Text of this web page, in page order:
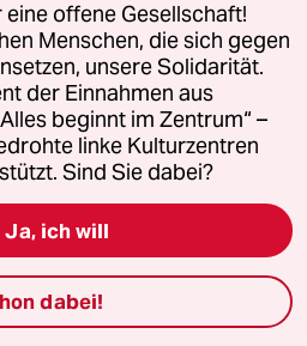
Schritt der
offene Gesellschaft!
Menschen, die sich gegen
unsere Solidarität.
der Einnahmen aus
beginnt im Zentrum“ –
linke Kulturzentren
Sind Sie dabei?
Ja, ich will
dabei!